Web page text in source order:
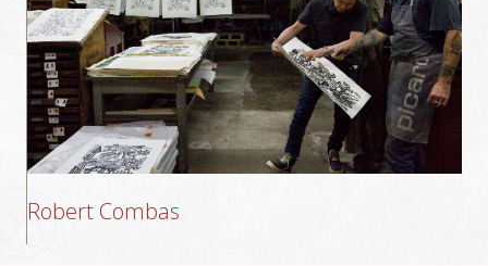
Robert Combas